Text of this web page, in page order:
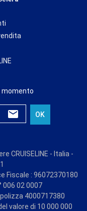
momento
OK
CRUISELINE - Italia -
Fiscale : 96072370180
006 02 0007
4000717380
valore di 10 000 000